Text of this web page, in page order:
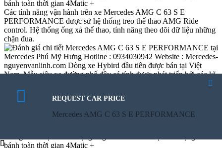
Các tính năng vận hành trên xe Mercedes AMG C 63 S E
PERFORMANCE được sử hệ thống treo thể thao AMG Ride
control. Hệ thống ống xả thể thao, tính năng theo dõi dữ liệu những
chặn đua.
REQUEST CAR PRICE
Mercedes AMG C 63 S E PERFORMANCE